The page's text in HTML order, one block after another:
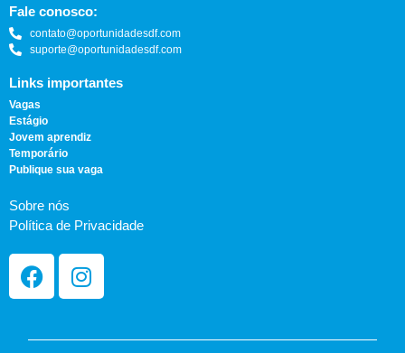
Fale conosco:
contato@oportunidadesdf.com
suporte@oportunidadesdf.com
Links importantes
Vagas
Estágio
Jovem aprendiz
Temporário
Publique sua vaga
Sobre nós
Política de Privacidade